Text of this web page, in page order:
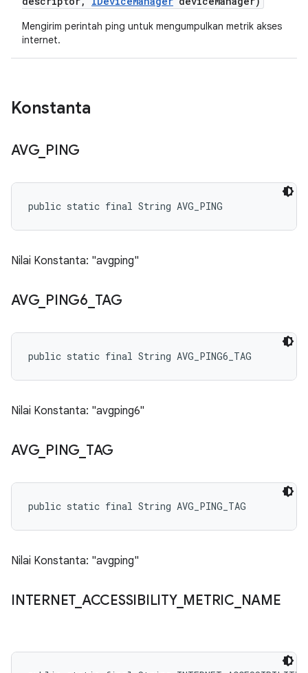
Mengirim perintah ping untuk mengumpulkan metrik akses
internet.
Konstanta
AVG_ PING
public static final String AVG_PING
Nilai Konstanta: "avgping"
AVG_ PING6 TAG
public static final String AVG_PING6_TAG
Nilai Konstanta: "avgping6"
AVG_ PING TAG
public static final String AVG_PING_TAG
Nilai Konstanta: "avgping"
INTERNET_ ACCESSIBILITY_ METRIC NAME